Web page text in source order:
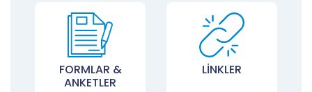
FORMLAR &
ANKETLER
LİNKLER